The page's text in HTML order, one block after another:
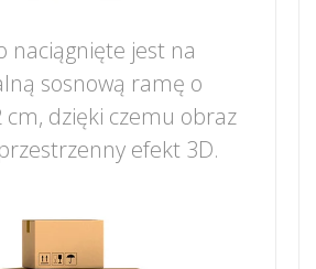
naciągnięte jest na
sosnową ramę o
cm, dzięki czemu obraz
efekt 3D.